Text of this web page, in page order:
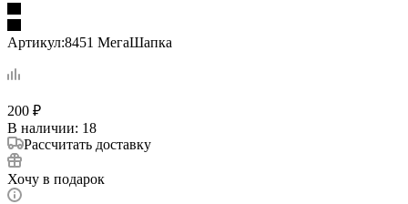
Артикул:8451 МегаШапка
200 ₽
В наличии: 18
Рассчитать доставку
Хочу в подарок